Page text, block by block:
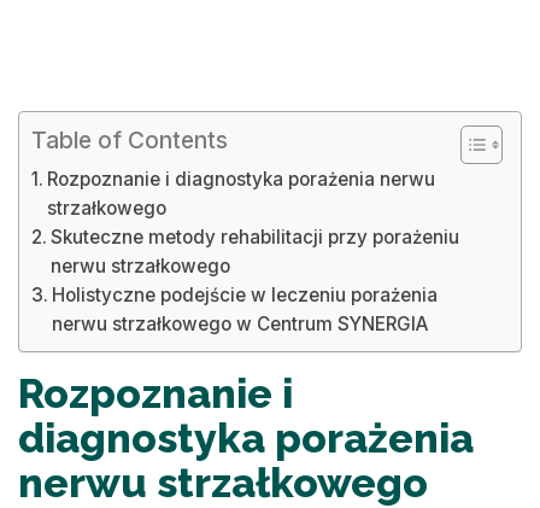
Table of Contents
Rozpoznanie i diagnostyka porażenia nerwu
strzałkowego
Skuteczne metody rehabilitacji przy porażeniu
nerwu strzałkowego
Holistyczne podejście w leczeniu porażenia
nerwu strzałkowego w Centrum SYNERGIA
Rozpoznanie i
diagnostyka porażenia
nerwu strzałkowego